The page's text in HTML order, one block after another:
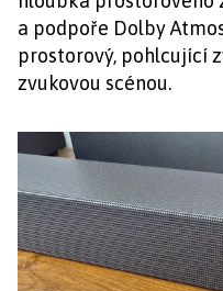
a podpoře Dolby
prostorový, pohlcující
zvukovou scénou.